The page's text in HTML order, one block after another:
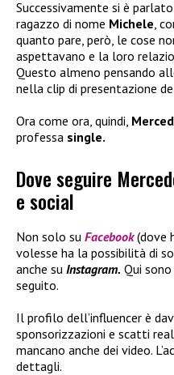
Successivamente si è
ragazzo di nome Michele,
quanto pare, però, le cose
aspettavano e la loro
Questo almeno pensando
nella clip di presentazione de
Ora come ora, quindi,
professa single.
Dove seguire
e social
Non solo su Facebook (dove
volesse ha la possibilità di
anche su Instagram. Qui
seguito.
Il profilo dell’influencer è
sponsorizzazioni e scatti
mancano anche dei video.
dettagli.